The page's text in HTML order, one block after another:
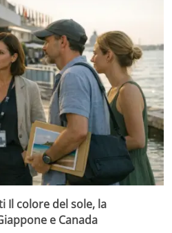
Il colore del sole, la
e Canada